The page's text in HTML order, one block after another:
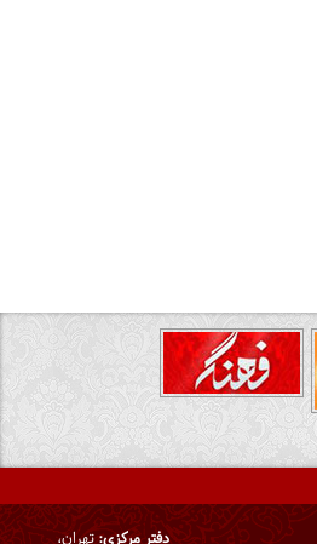
دفتر مرکزی:تهران،